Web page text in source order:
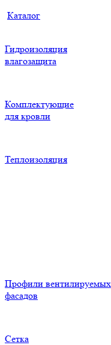
Каталог
Гидроизоляция
влагозащита
Комплектующие
для кровли
Теплоизоляция
Профили вентилируемых
фасадов
Сетка